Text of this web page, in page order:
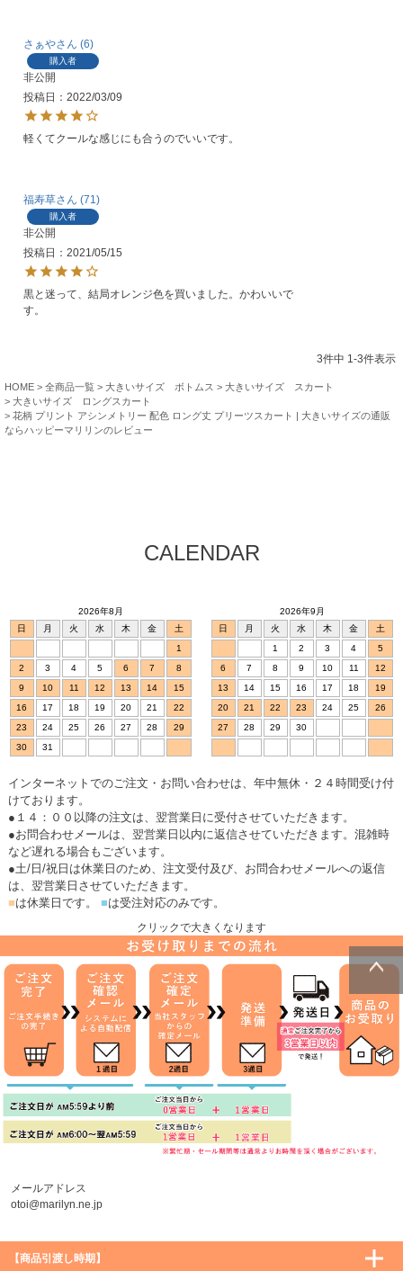
さぁや 6
購入者
非公開
投稿日
2022/03/09
軽くてクールな感じにも合うのでいいです。
福寿草 71
購入者
非公開
投稿日
2021/05/15
黒と迷って、結局オレンジ色を買いました。かわいいで
す。
3件中 1-3件表示
HOME 全商品一覧 大きいサイズ ボトムス
大きいサイズ スカート
大きいサイズ ロングスカート
花柄 プリント アシンメトリー 配色 ロング丈 プリーツスカート | 大きいサイズの通販
ならハッピーマリリンのレビュー
ページトッ
プへ
CALENDAR
2026年8月
日
月 火 水 木 金
土
1
2
3 4 5 6 7
8
9
10 11 12 13 14
15
16
17 18 19 20 21
22
23
24 25 26 27 28
29
30
31
2026年9月
日
月 火 水 木 金
土
1
2 3 4
5
6
7 8 9 10 11
12
13
14 15 16 17 18
19
20
21 22 23 24 25
26
27
28 29 30
インターネットでのご注文・お問い合わせは、年中無休・２４時間受け付
けております。
●１４：００以降の注文は、翌営業日に受付させていただきます。
●お問合わせメールは、翌営業日以内に返信させていただきます。混雑時
など遅れる場合もございます。
●土/日/祝日は休業日のため、注文受付及び、お問合わせメールへの返信
は、翌営業日させていただきます。
■は休業日です。 ■は受注対応のみです。
クリックで大きくなります
メールアドレス
otoi@marilyn.ne.jp
【商品引渡し時期】